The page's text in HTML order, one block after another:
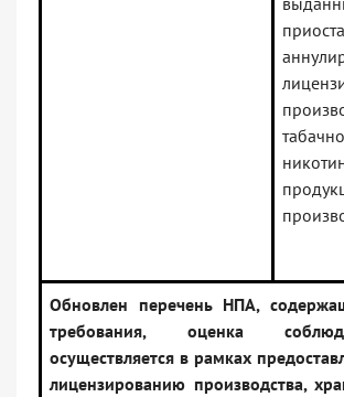
Обновлен перечень НПА,
требования, оценка
осуществляется в рамках
лицензированию производства,